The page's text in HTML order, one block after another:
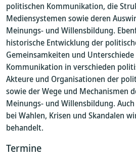
politischen Kommunikation, die
Mediensystemen sowie deren
Meinungs- und Willensbildung.
historische Entwicklung der
Gemeinsamkeiten und
Kommunikation in verschieden
Akteure und Organisationen der
sowie der Wege und Mechanismen
Meinungs- und Willensbildung.
bei Wahlen, Krisen und Skandalen
behandelt.
Termine